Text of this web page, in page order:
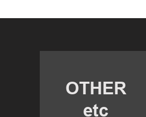
OTHER​
etc